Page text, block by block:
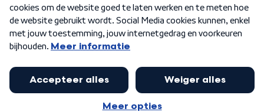
Algemene voorwaarden